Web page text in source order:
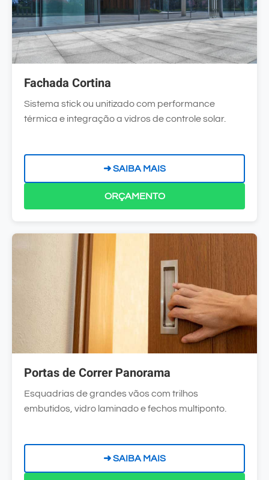
Fachada Cortina
Sistema stick ou unitizado com performance
térmica e integração a vidros de controle solar.
➜ SAIBA MAIS
ORÇAMENTO
Portas de Correr Panorama
Esquadrias de grandes vãos com trilhos
embutidos, vidro laminado e fechos multiponto.
➜ SAIBA MAIS